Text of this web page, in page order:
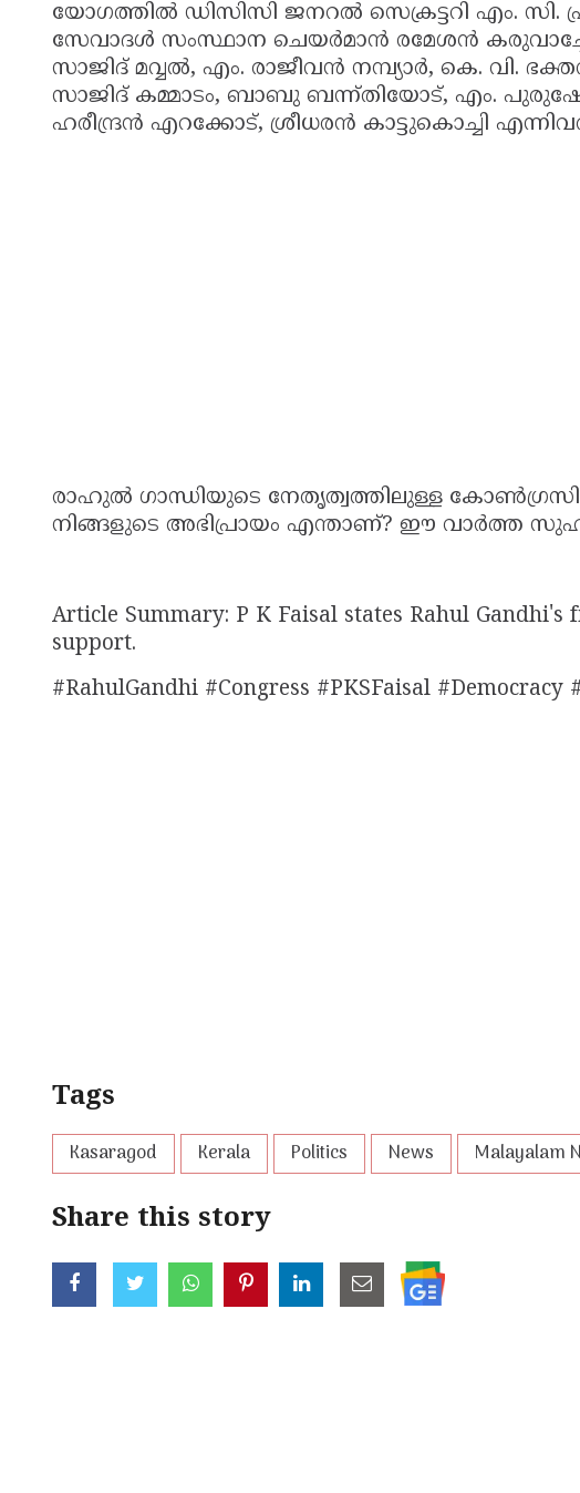
യോഗത്തിൽ ഡിസിസി ജനറൽ സെക്രട്ടറി എം. സി.
സേവാദൾ സംസ്ഥാന ചെയർമാൻ രമേശൻ
സാജിദ് മവ്വൽ, എം. രാജീവൻ നമ്പ്യാർ, കെ. വി.
സാജിദ് കമ്മാടം, ബാബു ബന്ന്തിയോട്, എം.
ഹരീന്ദ്രൻ എറക്കോട്, ശ്രീധരൻ കാട്ടുകൊച്ചി
രാഹുൽ ഗാന്ധിയുടെ നേതൃത്വത്തിലുള്ള
നിങ്ങളുടെ അഭിപ്രായം എന്താണ്? ഈ വാർത്ത
Article Summary: P K Faisal states Rahul
support.
#RahulGandhi #Congress #PKSFaisal
Tags
Kasaragod Kerala Politics News Malayalam
Share this story